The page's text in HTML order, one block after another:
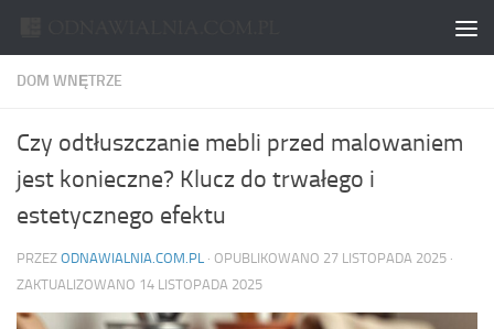
DOM WNĘTRZE
Czy odtłuszczanie mebli przed malowaniem
jest konieczne? Klucz do trwałego i
estetycznego efektu
PRZEZ ODNAWIALNIA.COM.PL · OPUBLIKOWANO 27 LISTOPADA 2025 ·
ZAKTUALIZOWANO 14 LISTOPADA 2025